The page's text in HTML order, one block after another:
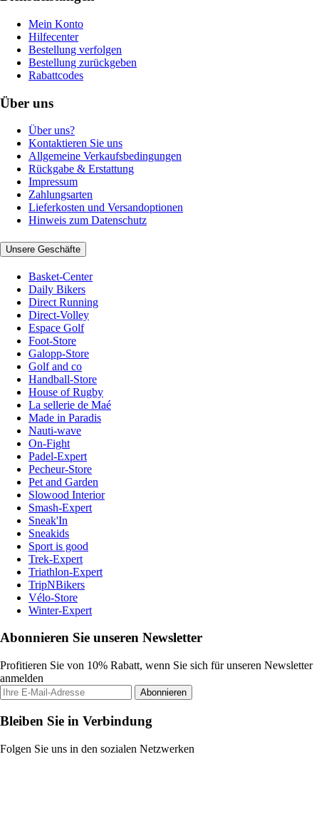
Mein Konto
Hilfecenter
Bestellung verfolgen
Bestellung zurückgeben
Rabattcodes
Über uns
Über uns?
Kontaktieren Sie uns
Allgemeine Verkaufsbedingungen
Rückgabe & Erstattung
Impressum
Zahlungsarten
Lieferkosten und Versandoptionen
Hinweis zum Datenschutz
Unsere Geschäfte
Basket-Center
Daily Bikers
Direct Running
Direct-Volley
Espace Golf
Foot-Store
Galopp-Store
Golf and co
Handball-Store
House of Rugby
La sellerie de Maé
Made in Paradis
Nauti-wave
On-Fight
Padel-Expert
Pecheur-Store
Pet and Garden
Slowood Interior
Smash-Expert
Sneak'In
Sneakids
Sport is good
Trek-Expert
Triathlon-Expert
TripNBikers
Vélo-Store
Winter-Expert
Abonnieren Sie unseren Newsletter
Profitieren Sie von 10% Rabatt, wenn Sie sich für unseren Newsletter
anmelden
Abonnieren
Bleiben Sie in Verbindung
Folgen Sie uns in den sozialen Netzwerken